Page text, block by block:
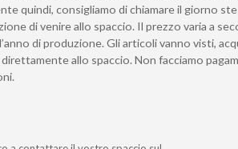
quindi, consigliamo di chiamare il giorno
di venire allo spaccio. Il prezzo varia a
di produzione. Gli articoli vanno visti,
allo spaccio. Non facciamo